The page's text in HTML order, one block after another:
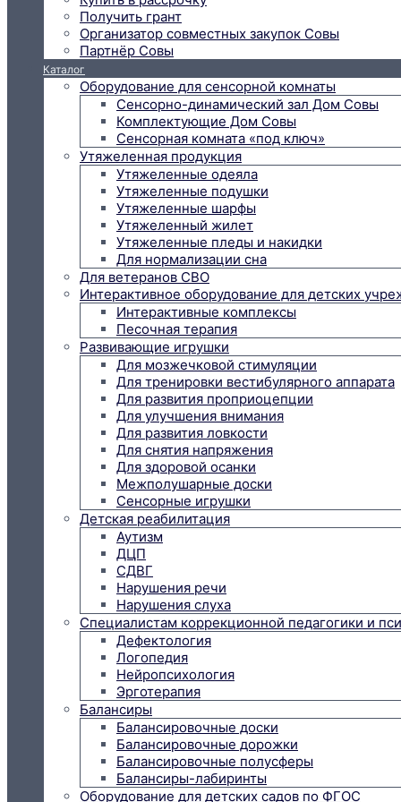
Получить грант
Организатор совместных закупок Совы
Партнёр Совы
Каталог
Оборудование для сенсорной комнаты
Сенсорно-динамический зал Дом Совы
Комплектующие Дом Совы
Сенсорная комната «под ключ»
Утяжеленная продукция
Утяжеленные одеяла
Утяжеленные подушки
Утяжеленные шарфы
Утяжеленный жилет
Утяжеленные пледы и накидки
Для нормализации сна
Для ветеранов СВО
Интерактивное оборудование для детских
Интерактивные комплексы
Песочная терапия
Развивающие игрушки
Для мозжечковой стимуляции
Для тренировки вестибулярного аппарата
Для развития проприоцепции
Для улучшения внимания
Для развития ловкости
Для снятия напряжения
Для здоровой осанки
Межполушарные доски
Сенсорные игрушки
Детская реабилитация
Аутизм
ДЦП
СДВГ
Нарушения речи
Нарушения слуха
Специалистам коррекционной педагогики и
Дефектология
Логопедия
Нейропсихология
Эрготерапия
Балансиры
Балансировочные доски
Балансировочные дорожки
Балансировочные полусферы
Балансиры-лабиринты
Оборудование для детских садов по ФГОС